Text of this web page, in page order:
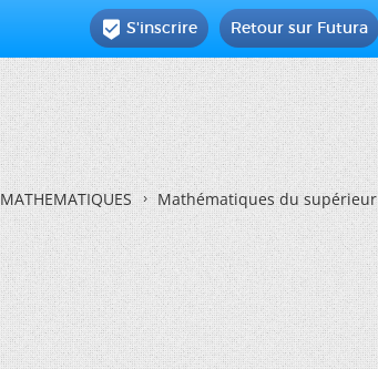
Retour sur Futura
 S'inscrire
MATHEMATIQUES Mathématiques du supérieur